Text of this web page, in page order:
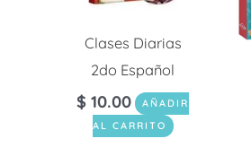
Clases Diarias
2do Español
$ 10.00
AÑADIR
AL CARRITO